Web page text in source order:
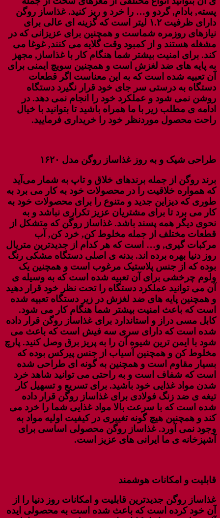
پسته, بادام, گردو و… را خرد و ریز کنید. غذاساز روگن
دارای ظرفیت ۱.۲ لیتر است که گزینه ای عالی برای
نیازهای روزمره شماست و همچنین برای عزیزانی که در
مشغله هستند و از کمبود وقت گلایه می کنند, غوغا می
کند. برای امنیت بیشتر شما هنگام کار با غذاساز, مجهز
به پایه های ضد لغزش است و همچنین سویچ ایمنی برای
آن تعبیه شده است که به این معناست اگر قطعات
دستگاه به درستی سر جای خود قرار نگیرد دستگاه
روشن نمی شود و عملکرد خود را انجام نمی دهد. در
ادامه ی مطلب زیر با ما همراه باشید تا بتوانید با خیال
راحت محصول موردنظر خود را خریداری فرمایید.
طراحی شیک و به روز غذاساز روگن مدل ۱۶۲۰
برند روگن از جمله برندهای خلاق و تاپ به شمار می‌آید
که همواره خلاقیت را در محصولات خود به کار می برد به
طوری که دیزاین جدید و متنوع را برای محصولات خود به
کار می برد تا برای مشتریان عزیز تکراری نباشد و به
نحوی دیگر همه پسند باشد. غذاساز روگن که متشکل از
قطعات مختلف از جمله مخلوط کن, خرد کن, آب
مرکبات گیری, و… است که هر کدام از جدیدترین متریال
روز دنیا بهره برده اند. بدنه ی اصلی دستگاه مشکی رنگ
بوده که از جنس پلاستیک مرغوب است و همچنین یک
ولوم چرخشی برای آن تعبیه شده است که به وسیله ی
آن می توانید عملکرد دستگاه را تحت نظر خود قرار دهید
و همچنین پایه های ضد لغزش در زیر دستگاه تعبیه شده
است که باعث امنیت بیشتر شما هنگام کار می شود.
کابل مسی دراز و استاندارد برای غذاساز روگن قرار داده
شده است که دارای سری سه فیش است که باعث می
شود با ایمن ترین شیوه آن را به پریز برق وصل کنید. پارچ
مخلوط کن و همچنین آسیاب از جنس پیرکس بوده که
بسیار مقاوم است و همچنین به گونه ای طراحی شده
است که شفاف است و به راحتی می توانید شاهد خرد
شدن مواد غذایی خود باشید. برای تسریع و تسهیل کار
تیغه ی ضد زنگ فولادی برای غذاساز روگن قرار داده
شده است که با سرعت بالا مواد غذایی شما را خرد می
کند و همچنین هیچ گونه تغییری در کیفیت اولیه مواد به
وجود نمی آورد. غذاساز روگن محصولی اساسی برای
آشپزخانه ی ما ایرانی های عزیز است.
قابلیت و امکانات هوشمند
غذاساز روگن جدیدترین قابلیت و امکانات روز دنیا را از
آن خود کرده است که باعث شده است به محصولی ایده